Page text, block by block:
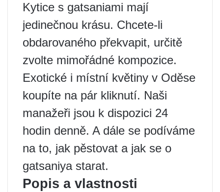
Kytice s gatsaniami mají
jedinečnou krásu. Chcete-li
obdarovaného překvapit, určitě
zvolte mimořádné kompozice.
Exotické i místní květiny v Oděse
koupíte na pár kliknutí. Naši
manažeři jsou k dispozici 24
hodin denně. A dále se podíváme
na to, jak pěstovat a jak se o
gatsaniya starat.
Popis a vlastnosti